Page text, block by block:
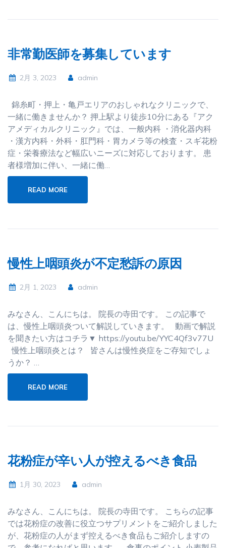
非常勤医師を募集しています
2月 3, 2023 admin
錦糸町・押上・亀戸エリアのおしゃれなクリニックで、
一緒に働きませんか？ 押上駅より徒歩10分にある『アク
アメディカルクリニック』では、一般内科 ・消化器内科
・漢方内科・外科・肛門科・胃カメラ等の検査・スギ花粉
症・栄養療法など幅広いニーズに対応しております。 患
者様増加に伴い、一緒に働…
READ MORE
慢性上咽頭炎が不定愁訴の原因
2月 1, 2023 admin
みなさん、こんにちは。 院長の寺田です。 この記事で
は、慢性上咽頭炎ついて解説していきます。 動画で解説
を聞きたい方はコチラ▼ https://youtu.be/YYC4Qf3v77U
慢性上咽頭炎とは？ 皆さんは慢性炎症をご存知でしょ
うか？ …
READ MORE
花粉症が辛い人が控えるべき食品
1月 30, 2023 admin
みなさん、こんにちは。 院長の寺田です。 こちらの記事
では花粉症の改善に役立つサプリメントをご紹介しました
が、花粉症の人がまず控えるべき食品もご紹介しますの